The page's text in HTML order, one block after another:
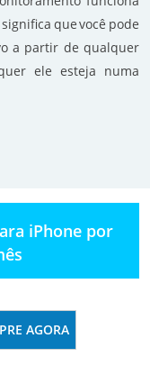
que você pode
a partir de qualquer
ele esteja numa
iPhone por
AGORA